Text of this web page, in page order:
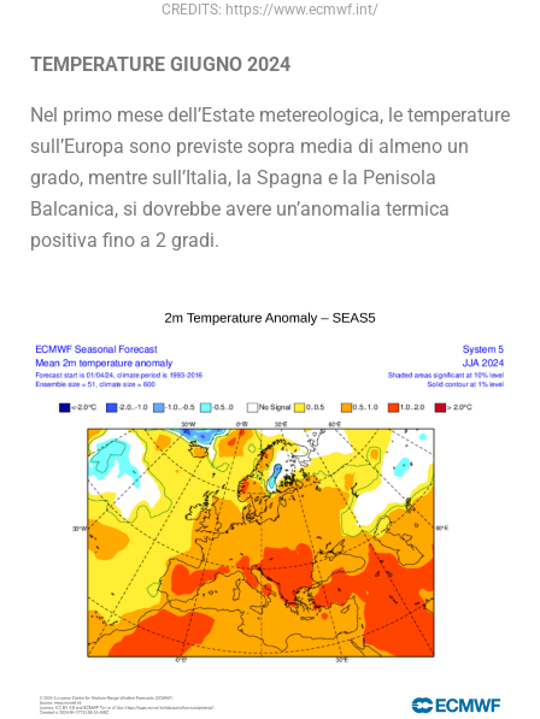
CREDITS: https://www.ecmwf.int/
TEMPERATURE GIUGNO 2024
Nel primo mese dell’Estate metereologica, le temperature
sull’Europa sono previste sopra media di almeno un
grado, mentre sull’Italia, la Spagna e la Penisola
Balcanica, si dovrebbe avere un’anomalia termica
positiva fino a 2 gradi.